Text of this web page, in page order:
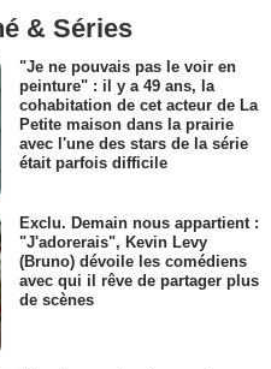
& Séries
"Je ne pouvais pas le voir en
peinture" : il y a 49 ans, la
cohabitation de cet acteur de La
Petite maison dans la prairie
avec l'une des stars de la série
était parfois difficile
Exclu. Demain nous appartient :
"J'adorerais", Kevin Levy
(Bruno) dévoile les comédiens
avec qui il rêve de partager plus
de scènes